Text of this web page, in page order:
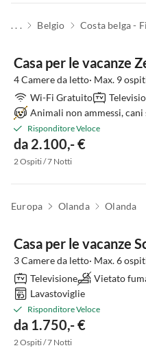
. . . Belgio
Casa per le vacanze
4 Camere da letto· Max. 9
Wi-Fi Gratuito
Animali non ammessi,
Risponditore Veloce
da 2.100,- €
2 Ospiti / 7 Notti
Europa Olanda Olanda
Casa per le vacanze
3 Camere da letto· Max. 6
Televisione
Vietato
Lavastoviglie
Risponditore Veloce
da 1.750,- €
2 Ospiti / 7 Notti